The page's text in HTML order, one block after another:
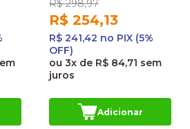
R$ 298,97
R$ 254,13
R$ 241,42 no PIX (5%
OFF)
ou 3x de R$ 84,71 sem
juros
Adicionar